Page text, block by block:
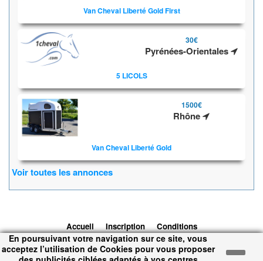
Van Cheval Liberté Gold First
30€
Pyrénées-Orientales
5 LICOLS
1500€
Rhône
Van Cheval Liberté Gold
Voir toutes les annonces
Accueil Inscription
Conditions
d'utilisation
Contacts © 2026 1cheval.com
Ecurie Virtuelle -
Jeu Cheval
En poursuivant votre navigation sur ce site, vous
acceptez l’utilisation de Cookies pour vous proposer